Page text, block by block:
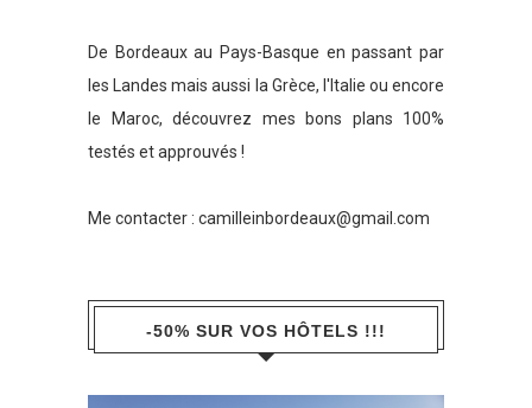
De Bordeaux au Pays-Basque en passant par
les Landes mais aussi la Grèce, l'Italie ou encore
le Maroc, découvrez mes bons plans 100%
testés et approuvés !
Me contacter : camilleinbordeaux@gmail.com
-50% SUR VOS HÔTELS !!!